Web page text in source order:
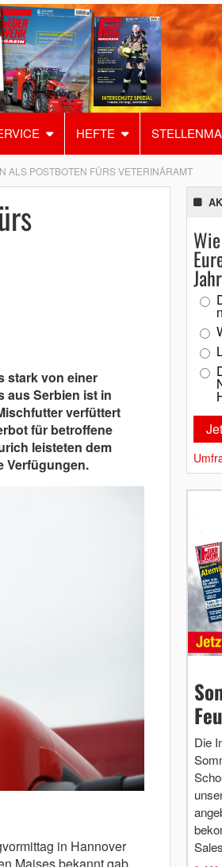
HEFTE
ALS POSTBOTEN FÜRS VETERINÄRAMT
stark von einer
aus Serbien ist in
verfüttert
für betroffene
leisteten dem
Verfügungen.
in Hannover
Die